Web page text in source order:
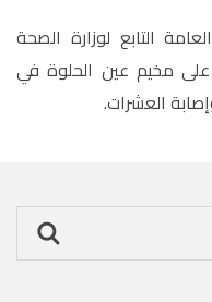
التابع لوزارة الصحة
على مخيم عين الحلوة في